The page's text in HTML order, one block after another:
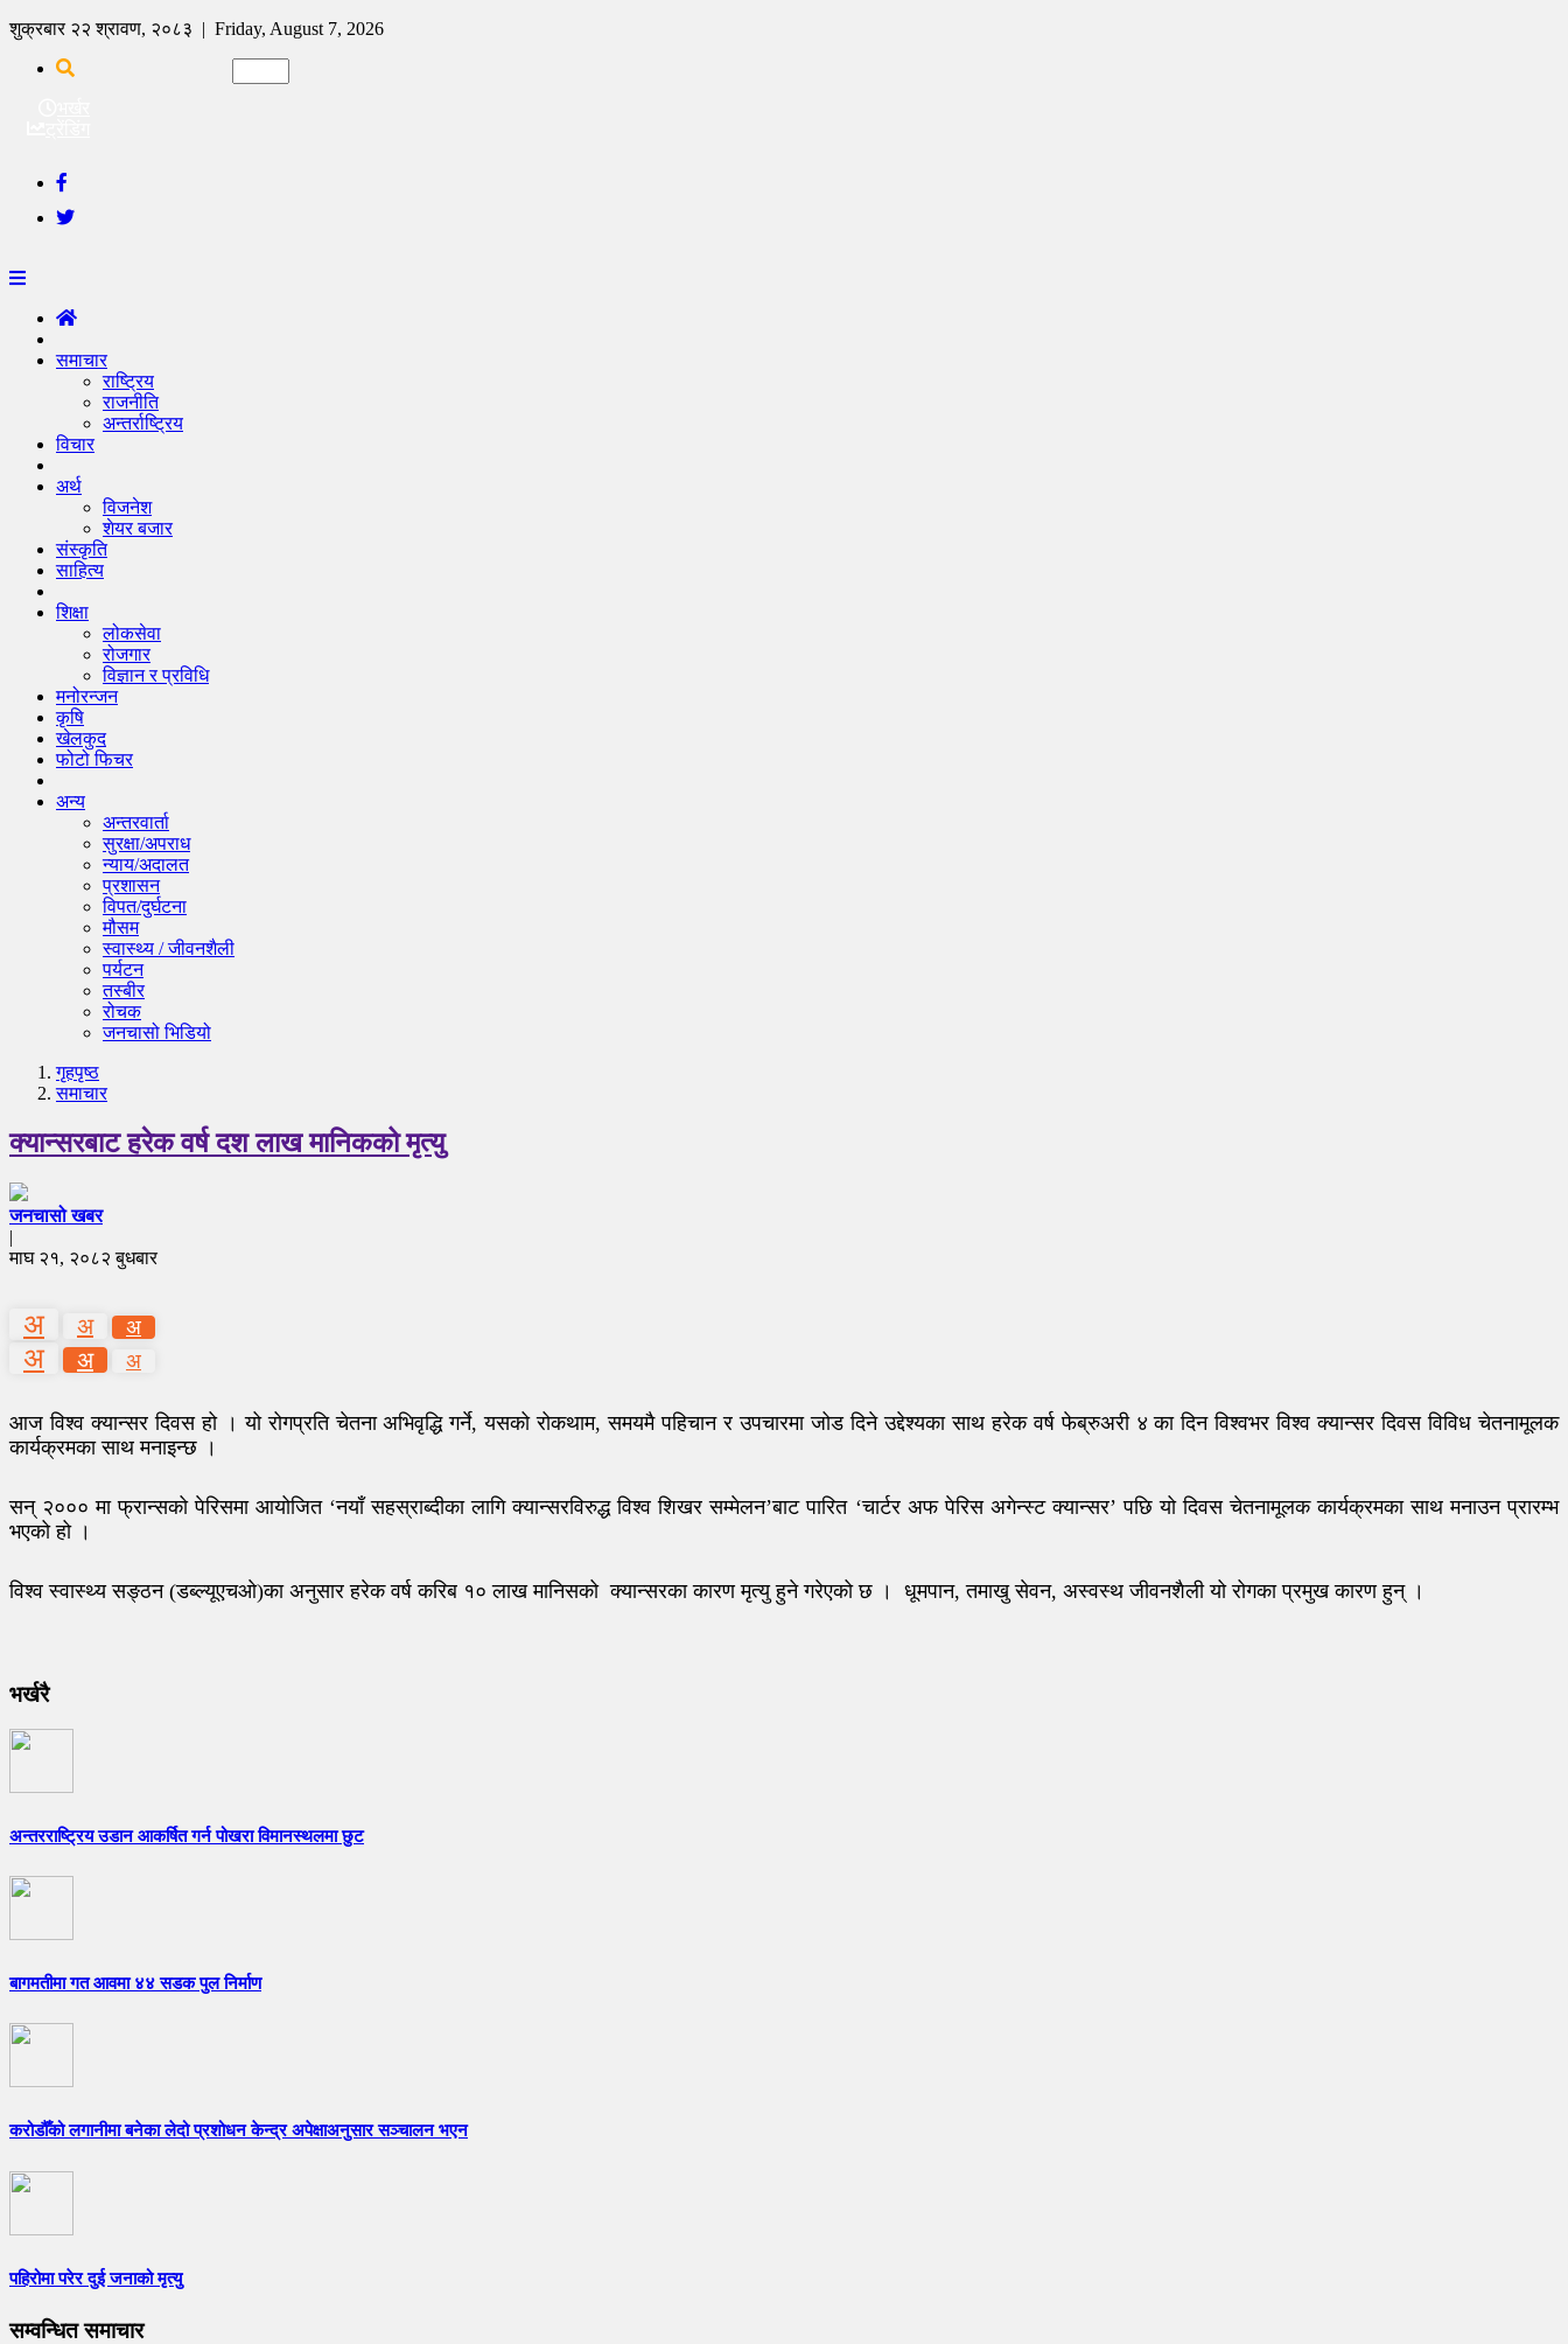
शुक्रबार २२ श्रावण, २०८३ | Friday, August 7, 2026
समाचार
राष्ट्रिय
राजनीति
अन्तर्राष्ट्रिय
विचार
अर्थ
विजनेश
शेयर बजार
संस्कृति
साहित्य
शिक्षा
लोकसेवा
रोजगार
विज्ञान र प्रविधि
मनोरन्जन
कृषि
खेलकुद
फोटो फिचर
अन्य
अन्तरवार्ता
सुरक्षा/अपराध
न्याय/अदालत
प्रशासन
विपत/दुर्घटना
मौसम
स्वास्थ्य / जीवनशैली
पर्यटन
तस्बीर
रोचक
जनचासो भिडियो
गृहपृष्‍ठ
समाचार
क्यान्सरबाट हरेक वर्ष दश लाख मानिकको मृत्यु
जनचासो खबर
|
माघ २१, २०८२ बुधबार
अ अ अ
अ अ अ
आज विश्व क्यान्सर दिवस हो । यो रोगप्रति चेतना अभिवृद्धि गर्ने, यसको रोकथाम, समयमै पहिचान र उपचारमा जोड दिने उद्देश्यका साथ हरेक वर्ष फेब्रुअरी ४ का दिन विश्वभर विश्व क्यान्सर दिवस विविध चेतनामूलक
कार्यक्रमका साथ मनाइन्छ ।
सन् २००० मा फ्रान्सको पेरिसमा आयोजित ‘नयाँ सहस्राब्दीका लागि क्यान्सरविरुद्ध विश्व शिखर सम्मेलन’बाट पारित ‘चार्टर अफ पेरिस अगेन्स्ट क्यान्सर’ पछि यो दिवस चेतनामूलक कार्यक्रमका साथ मनाउन प्रारम्भ
भएको हो ।
विश्व स्वास्थ्य सङ्ठन (डब्ल्यूएचओ)का अनुसार हरेक वर्ष करिब १० लाख मानिसको क्यान्सरका कारण मृत्यु हुने गरेएको छ । धूमपान, तमाखु सेवन, अस्वस्थ जीवनशैली यो रोगका प्रमुख कारण हुन् ।
भर्खरै
अन्तरराष्ट्रिय उडान आकर्षित गर्न पोखरा विमानस्थलमा छुट
बागमतीमा गत आवमा ४४ सडक पुल निर्माण
करोडौँको लगानीमा बनेका लेदो प्रशोधन केन्द्र अपेक्षाअनुसार सञ्चालन भएन
पहिरोमा परेर दुई जनाको मृत्यु
सम्वन्धित समाचार